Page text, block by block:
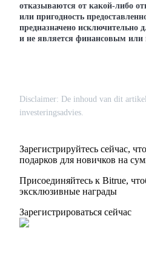
отказываются от какой-либо
или пригодность
предназначено исключительно
и не является финансовым или
Disclaimer: De inhoud van dit
investeringsadvies.
Зарегистрируйтесь сейчас,
подарков для новичков на
Присоединяйтесь к Bitrue,
эксклюзивные награды
Зарегистрироваться сейчас